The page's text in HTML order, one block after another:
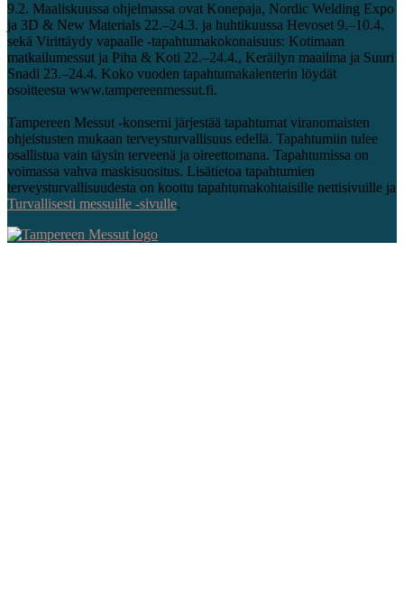
9.2. Maaliskuussa ohjelmassa ovat Konepaja, Nordic Welding Expo
ja 3D & New Materials 22.–24.3. ja huhtikuussa Hevoset 9.–10.4.
sekä Virittäydy vapaalle -tapahtumakokonaisuus: Kotimaan
matkailumessut ja Piha & Koti 22.–24.4., Keräilyn maailma ja Suuri
Snadi 23.–24.4. Koko vuoden tapahtumakalenterin löydät
osoitteesta www.tampereenmessut.fi.
Tampereen Messut -konserni järjestää tapahtumat viranomaisten
ohjeistusten mukaan terveysturvallisuus edellä. Tapahtumiin tulee
osallistua vain täysin terveenä ja oireettomana. Tapahtumissa on
voimassa vahva maskisuositus. Lisätietoa tapahtumien
terveysturvallisuudesta on koottu tapahtumakohtaisille nettisivuille ja
Turvallisesti messuille -sivulle.